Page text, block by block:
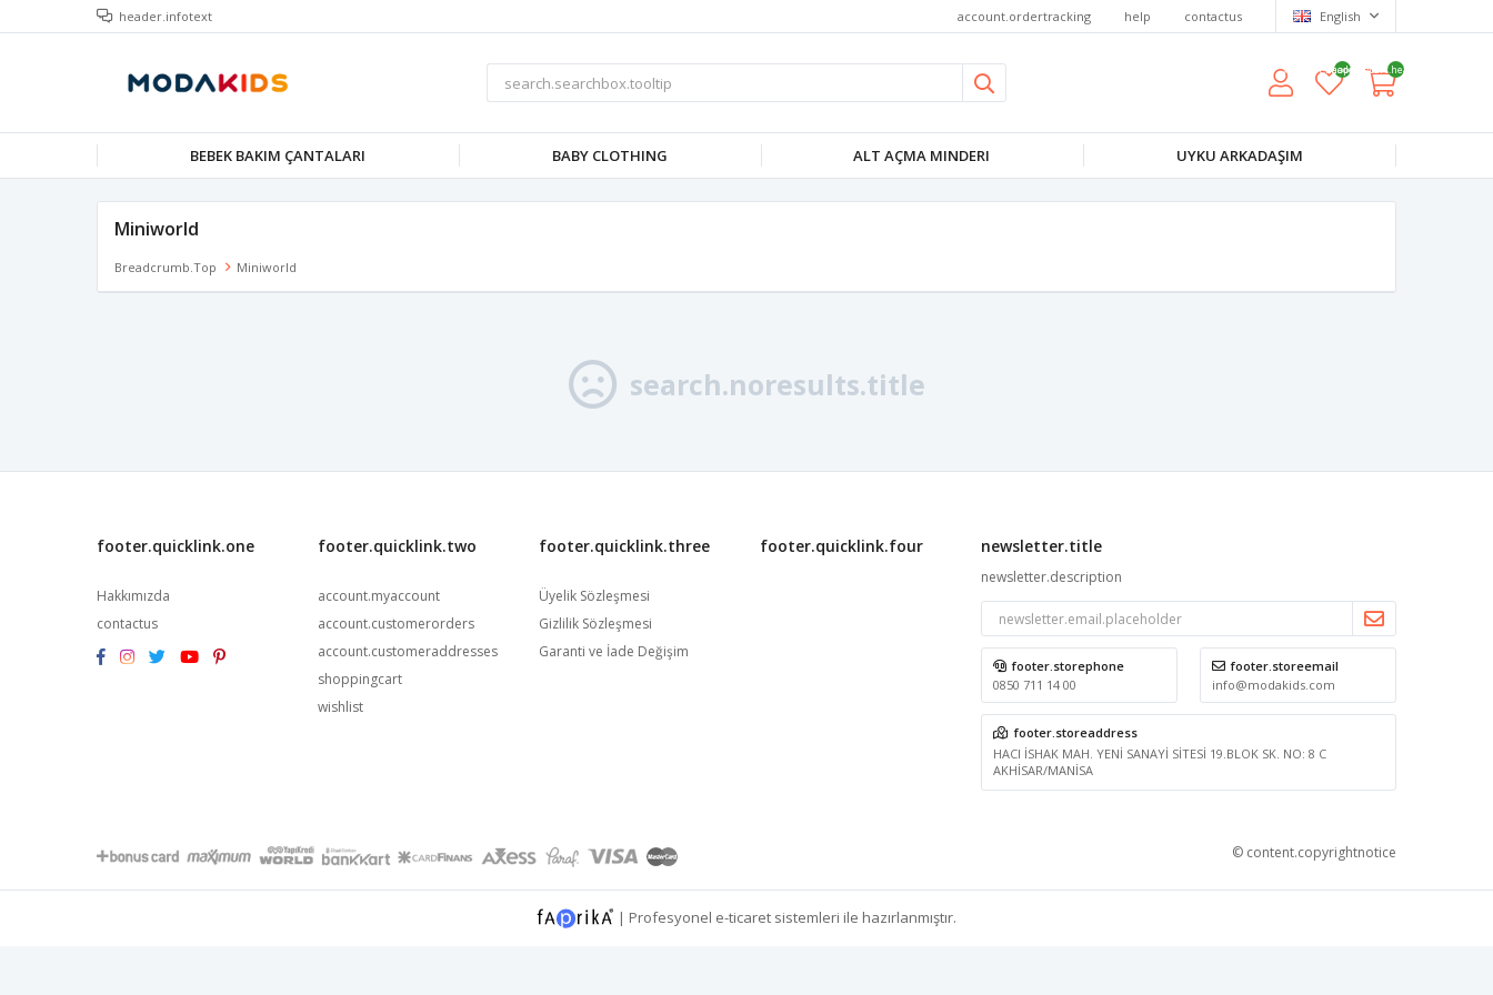
header.infotext account.ordertracking help contactus English
wishlist.headerquantity
shoppingcart.headerquantity
BEBEK BAKIM ÇANTALARI BABY CLOTHING ALT AÇMA MINDERI UYKU ARKADAŞIM
Miniworld
Breadcrumb.top Miniworld
search.noresults.title
footer.quicklink.one
Hakkımızda
contactus
footer.quicklink.two
account.myaccount
account.customerorders
account.customeraddresses
shoppingcart
wishlist
footer.quicklink.three
Üyelik Sözleşmesi
Gizlilik Sözleşmesi
Garanti ve İade Değişim
footer.quicklink.four newsletter.title
newsletter.description
footer.storephone
0850 711 14 00
footer.storeemail
info@modakids.com
footer.storeaddress
HACI İSHAK MAH. YENİ SANAYİ SİTESİ 19.BLOK SK. NO: 8 C
AKHİSAR/MANİSA
© content.copyrightnotice
| Profesyonel e-ticaret sistemleri ile hazırlanmıştır.